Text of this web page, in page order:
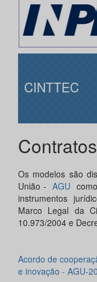
CINTTEC
Os modelos são
União - AGU
instrumentos
Marco Legal da
10.973/2004 e
Acordo de
e inovação - AGU-